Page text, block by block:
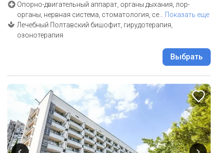
Опорно-двигательный аппарат, органы дыхания, лор-
органы, нервная система, стоматология, се… Показать еще
Лечебный Полтавский бишофит, гирудотерапия,
озонотерапия
Выбрать